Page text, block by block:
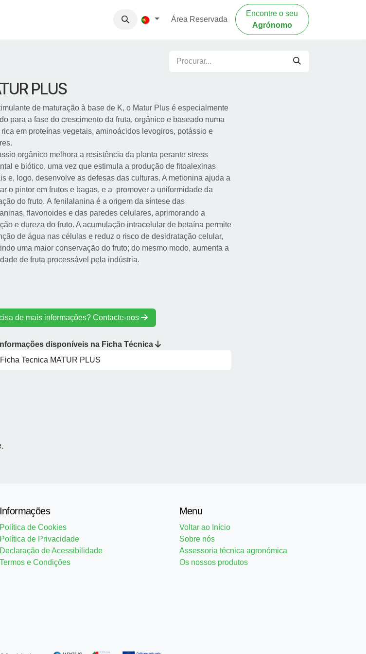
Área Reservada
Encontre o seu
Agrónomo
PLUS
de maturação à base de K, o Matur Plus é especialmente
para a fase do crescimento da fruta, orgânico e baseado numa
rica em proteínas vegetais, aminoácidos levogiros, potássio e
orgânico melhora a resistência da planta perante stress
e biótico, uma vez que estimula a produção de fitoalexinas
e, logo, desenvolve as defesas das culturas. A metionina ajuda a
o pintor em frutos e bagas, e a promover a uniformidade da
do fruto. A fenilalanina é a origem da síntese das
flavonoides e das paredes celulares, aprimorando a
e dureza do fruto. A acumulação intracelular de betaína permite
de água nas células e reduz o risco de desidratação celular,
uma maior conservação do fruto; do mesmo modo, aumenta a
de fruta processável pela indústria.
de mais informações? Contacte-nos
disponíveis na Ficha Técnica
Ficha Tecnica MATUR PLUS
Menu
Voltar ao Início
Sobre nós
Assessoria técnica agronómica
Os nossos produtos
Informações
Política de Cookies
Política de Privacidade
Declaração de Acessibilidade
Termos e Condições